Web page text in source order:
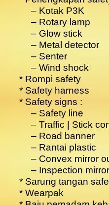
– Kotak P3K
– Rotary lamp
– Glow stick
– Metal detector
– Senter
– Wind shock
* Rompi safety
* Safety harness
* Safety signs :
– Safety line
– Traffic | Stick
– Road banner
– Rantai plastic
– Convex mirror
– Inspection mirror
* Sarung tangan
* Wearpak